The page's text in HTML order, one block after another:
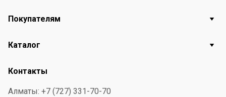
Покупателям
Каталог
Контакты
Алматы: +7 (727) 331-70-70